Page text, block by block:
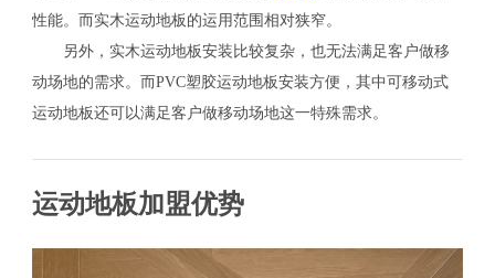
性能。而实木运动地板的运用范围相对狭窄。
另外，实木运动地板安装比较复杂，也无法满足客户做移
动场地的需求。而PVC塑胶运动地板安装方便，其中可移动式
运动地板还可以满足客户做移动场地这一特殊需求。
运动地板加盟优势